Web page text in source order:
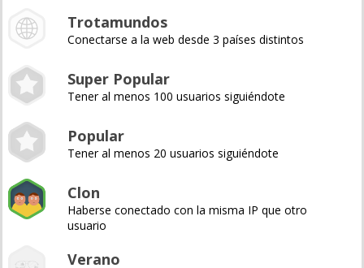
Trotamundos
Conectarse a la web desde 3 países distintos
Super Popular
Tener al menos 100 usuarios siguiéndote
Popular
Tener al menos 20 usuarios siguiéndote
Clon
Haberse conectado con la misma IP que otro
usuario
Verano